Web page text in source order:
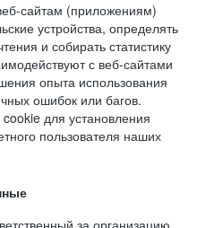
сайтам (приложениям)
устройства, определять
и собирать статистику
с веб-сайтами
опыта использования
ошибок или багов.
для установления
пользователя наших
за организацию